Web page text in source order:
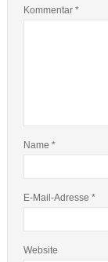
Kommentar *
Name *
E-Mail-Adresse *
Website